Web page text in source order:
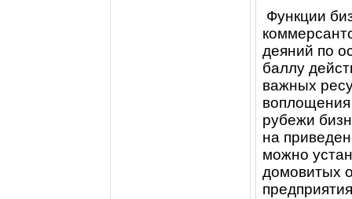
Функции
деяний по
баллу
важных
воплощения
рубежи
на
можно
домовитых